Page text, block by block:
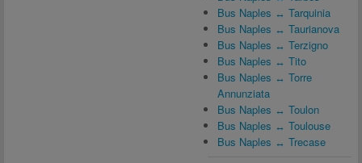
Bus Naples ↔ Tarquinia
Bus Naples ↔ Taurianova
Bus Naples ↔ Terzigno
Bus Naples ↔ Tito
Bus Naples ↔ Torre
Annunziata
Bus Naples ↔ Toulon
Bus Naples ↔ Toulouse
Bus Naples ↔ Trecase